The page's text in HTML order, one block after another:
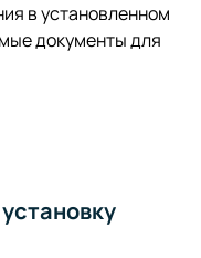
в установленном
документы для